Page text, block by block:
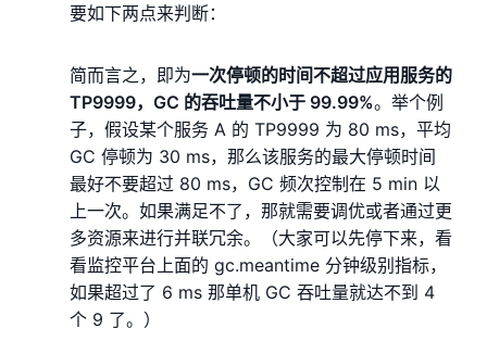
要如下两点来判断：
简而言之，即为一次停顿的时间不超过应用服务的
TP9999，GC 的吞吐量不小于 99.99%。举个例
子，假设某个服务 A 的 TP9999 为 80 ms，平均
GC 停顿为 30 ms，那么该服务的最大停顿时间
最好不要超过 80 ms，GC 频次控制在 5 min 以
上一次。如果满足不了，那就需要调优或者通过更
多资源来进行并联冗余。（大家可以先停下来，看
看监控平台上面的 gc.meantime 分钟级别指标，
如果超过了 6 ms 那单机 GC 吞吐量就达不到 4
个 9 了。）